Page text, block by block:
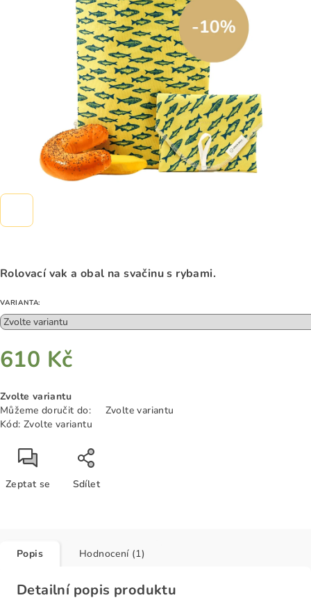
Rolovací vak a obal na svačinu s rybami.
VARIANTA:
610 Kč
cena:
Zvolte variantu
Můžeme doručit do:
Zvolte variantu
Kód: Zvolte variantu
Zeptat se Sdílet
Popis Hodnocení (1)
Detailní popis produktu